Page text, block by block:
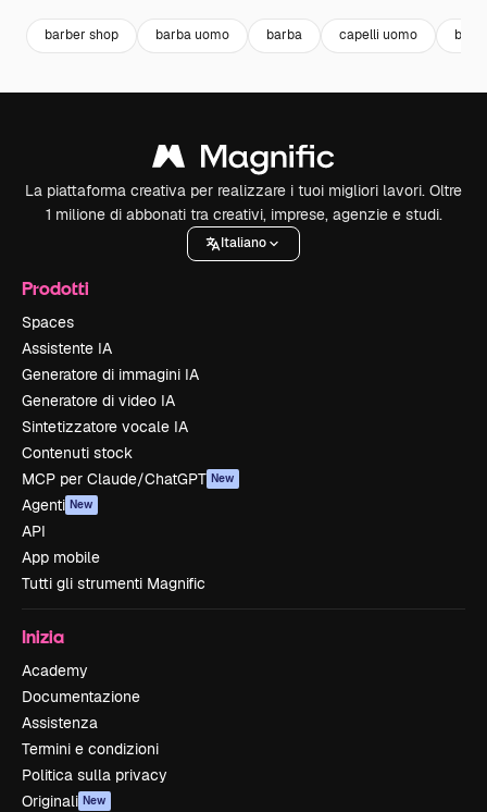
barber shop barba uomo barba capelli uomo
La piattaforma creativa per realizzare i tuoi migliori lavori. Oltre
1 milione di abbonati tra creativi, imprese, agenzie e studi.
Italiano
Prodotti
Spaces
Assistente IA
Generatore di immagini IA
Generatore di video IA
Sintetizzatore vocale IA
Contenuti stock
MCP per Claude/ChatGPT New
Agenti New
API
App mobile
Tutti gli strumenti Magnific
Inizia
Academy
Documentazione
Assistenza
Termini e condizioni
Politica sulla privacy
Originali New